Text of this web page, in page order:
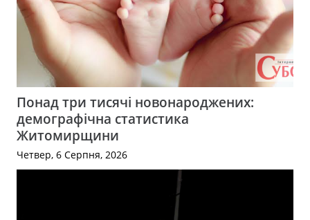
Понад три тисячі новонароджених:
демографічна статистика
Житомирщини
Четвер, 6 Серпня, 2026